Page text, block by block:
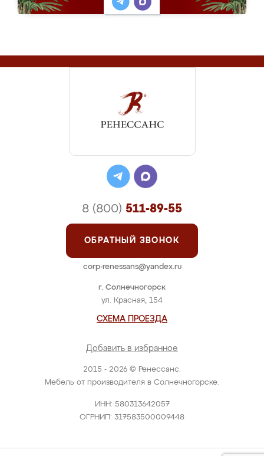
2015 - 2026 © Ренессанс.
Мебель от производителя в Солнечногорске.
ИНН: 580313642057
ОГРНИП: 317583500009448
г. Солнечногорск
ул. Красная, 154
СХЕМА ПРОЕЗДА
Добавить в избранное
8 (800) 511-89-55
ОБРАТНЫЙ ЗВОНОК
corp-renessans@yandex.ru